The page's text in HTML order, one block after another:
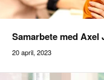
Samarbete med
20 april, 2023